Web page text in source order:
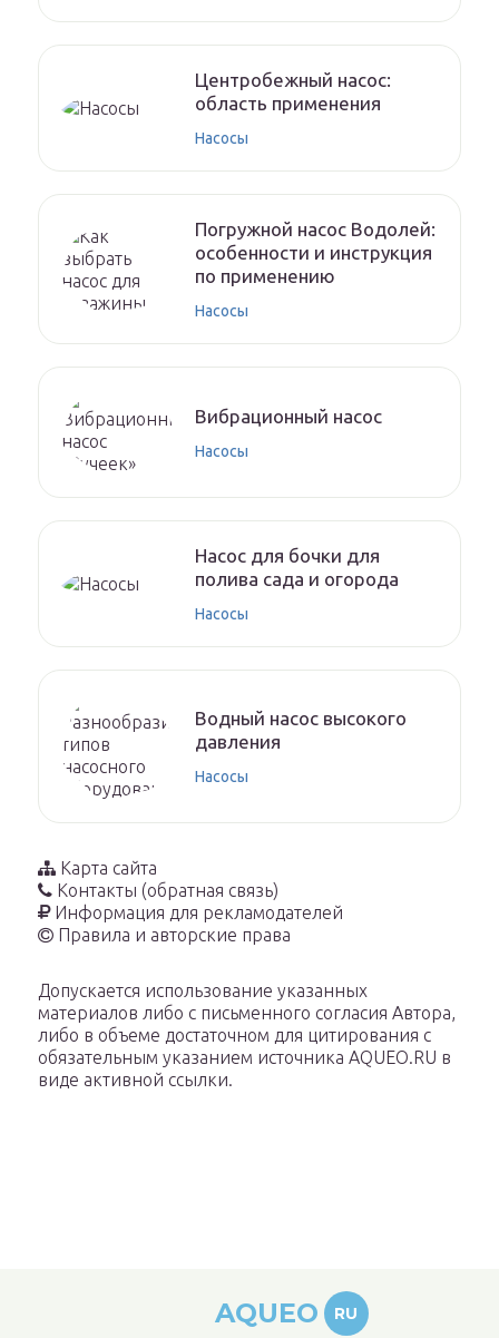
Центробежный насос:
область применения
Насосы
Погружной насос Водолей:
особенности и инструкция
по применению
Насосы
Вибрационный насос
Насосы
Насос для бочки для
полива сада и огорода
Насосы
Водный насос высокого
давления
Насосы
Карта сайта
Контакты (обратная связь)
Информация для рекламодателей
Правила и авторские права
Допускается использование указанных
материалов либо с письменного согласия Автора,
либо в объеме достаточном для цитирования с
обязательным указанием источника AQUEO.RU в
виде активной ссылки.
AQUEO RU